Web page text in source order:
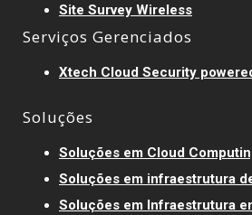
Site Survey Wireless
Serviços Gerenciados
Xtech Cloud Security
Soluções
Soluções em Cloud
Soluções em infraestrutura
Soluções em Infraestrutura